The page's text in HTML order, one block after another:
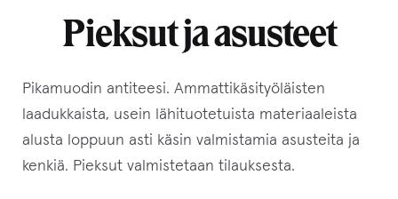
Joululahjat naiselle
Korut
Puusepäntuotteet
Pieksut ja asusteet
Pikamuodin antiteesi. Ammattikäsityöläisten
laadukkaista, usein lähituotetuista materiaaleista
alusta loppuun asti käsin valmistamia asusteita ja
kenkiä. Pieksut valmistetaan tilauksesta.